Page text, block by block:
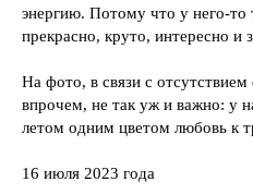
энергию. Потому что у него-то
прекрасно, круто, интересно и
На фото, в связи с
впрочем, не так уж и важно: у
летом одним цветом любовь к
16 июля 2023 года